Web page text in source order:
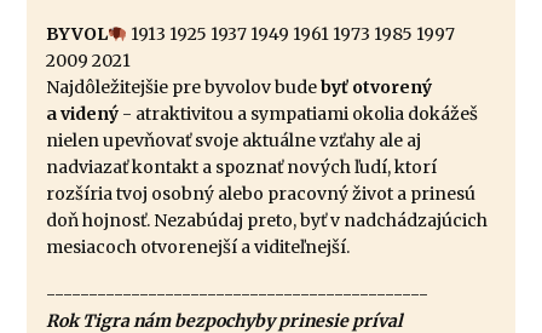
BYVOL
1913 1925 1937 1949 1961 1973 1985 1997
2009 2021
Najdôležitejšie pre byvolov budebyť otvorený
a videný- atraktivitou a sympatiami okolia dokážeš
nielen upevňovať svoje aktuálne vzťahy ale aj
nadviazať kontakt a spoznať nových ľudí, ktorí
rozšíria tvoj osobný alebo pracovný život a prinesú
doň hojnosť. Nezabúdaj preto, byť v nadchádzajúcich
mesiacoch otvorenejší a viditeľnejší.
---------------------------------------------
Rok Tigra nám bezpochyby prinesie príval